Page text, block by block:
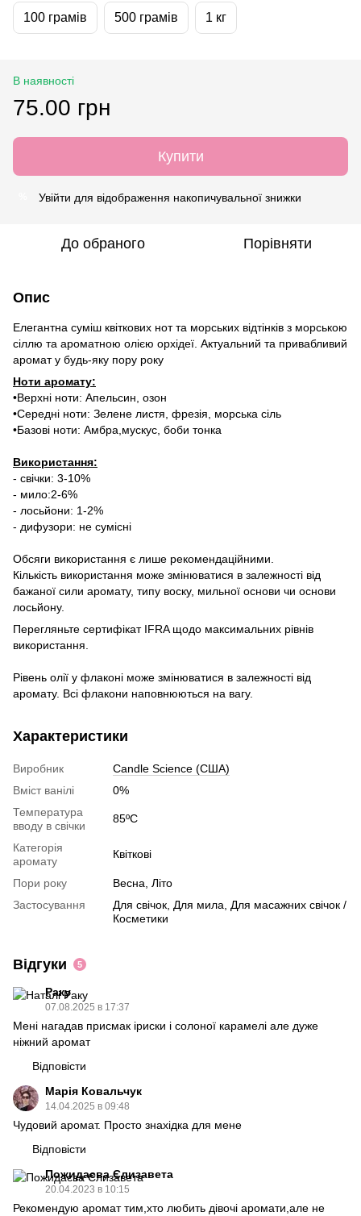
100 грамів 500 грамів 1 кг
В наявності
75.00 грн
Купити
Увійти для відображення накопичувальної знижки
До обраного Порівняти
Опис
Елегантна суміш квіткових нот та морських відтінків з морською
сіллю та ароматною олією орхідеї. Актуальний та привабливий
аромат у будь-яку пору року
Ноти аромату:
•Верхні ноти: Апельсин, озон
•Середні ноти: Зелене листя, фрезія, морська сіль
•Базові ноти: Амбра,мускус, боби тонка
Використання:
- свічки: 3-10%
- мило:2-6%
- лосьйони: 1-2%
- дифузори: не сумісні
Обсяги використання є лише рекомендаційними.
Кількість використання може змінюватися в залежності від
бажаної сили аромату, типу воску, мильної основи чи основи
лосьйону.
Перегляньте сертифікат IFRA щодо максимальних рівнів
використання.
Рівень олії у флаконі може змінюватися в залежності від
аромату. Всі флакони наповнюються на вагу.
Характеристики
Виробник
Candle Science (США)
Вміст ванілі
0%
Температура
вводу в свічки
85ºC
Категорія
аромату
Квіткові
Пори року
Весна, Літо
Застосування
Для свічок, Для мила, Для масажних свічок /
Косметики
Відгуки 5
Раку
07.08.2025 в 17:37
Мені нагадав присмак іриски і солоної карамелі але дуже
ніжний аромат
Відповісти
Марія Ковальчук
14.04.2025 в 09:48
Чудовий аромат. Просто знахідка для мене
Відповісти
Пожидаєва Єлизавета
20.04.2023 в 10:15
Рекомендую аромат тим,хто любить дівочі аромати,але не